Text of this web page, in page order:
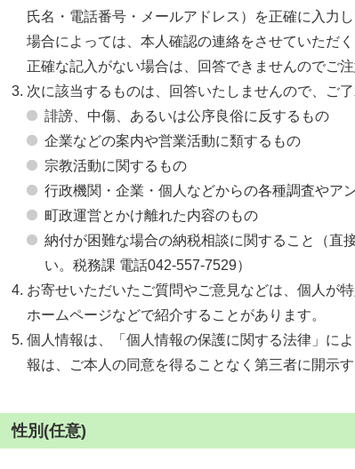
氏名・電話番号・メールアドレス）を正確に入力し
場合によっては、本人確認の連絡をさせていただく
正確な記入がない場合は、回答できませんのでご注
次に該当するものは、回答いたしませんので、ご了
誹謗、中傷、あるいは公序良俗に反するもの
企業などの案内や営業活動に類するもの
宗教活動に関するもの
行政機関・企業・個人などからの各種調査やア
町政運営とかけ離れた内容のもの
納付が困難な場合の納税相談に関すること（直
い。税務課 電話042-557-7529）
お寄せいただいたご質問やご意見などは、個人が
ホームページなどで紹介することがあります。
個人情報は、「個人情報の保護に関する法律」に
報は、ご本人の同意を得ることなく第三者に開示す
性別(任意)